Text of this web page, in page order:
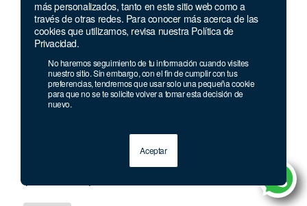
más personalizados, tanto en este sitio web como a
través de otras redes. Para conocer más acerca de las
cookies que utilizamos, revisa nuestra Política de
Privacidad.
No haremos seguimiento de tu información cuando visites
nuestro sitio. Sin embargo, con el fin de cumplir con tus
preferencias, tendremos que usar solo una pequeña cookie
para que no se te solicite volver a tomar esta decisión de
nuevo.
Aceptar
con nosotros para tener un excelente puntaje, todo
el detalle en el siguiente enlace
https://grupogeard.com/nombramiento
Milton